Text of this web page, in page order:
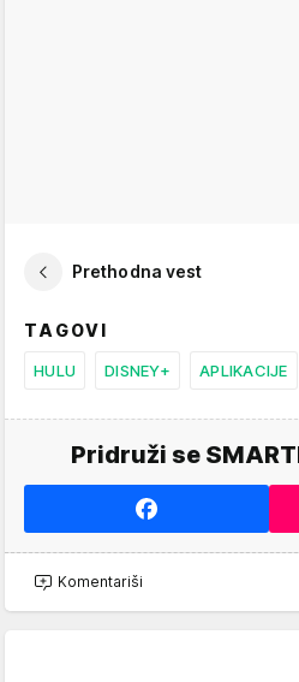
Prethodna vest
TAGOVI
HULU DISNEY+ APLIKACIJE
Pridruži se
Komentariši